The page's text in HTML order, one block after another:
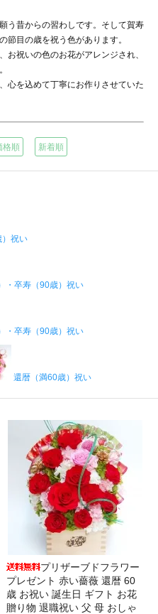
う昔からの習わしです。そして賀寿
節目の歳を祝う色があります。
お祝いの色のお花がアレンジされ、
心を込めて丁寧にお作りさせていた
格順 新着順
）祝い
・卒寿（90歳）祝い
・卒寿（90歳）祝い
還暦（満60歳）祝い
プリザーブドフラワー
プレゼント 赤い薔薇 還暦 60
歳 お祝い 誕生日 ギフト お花
贈り物 退職祝い 父 母 おしゃ